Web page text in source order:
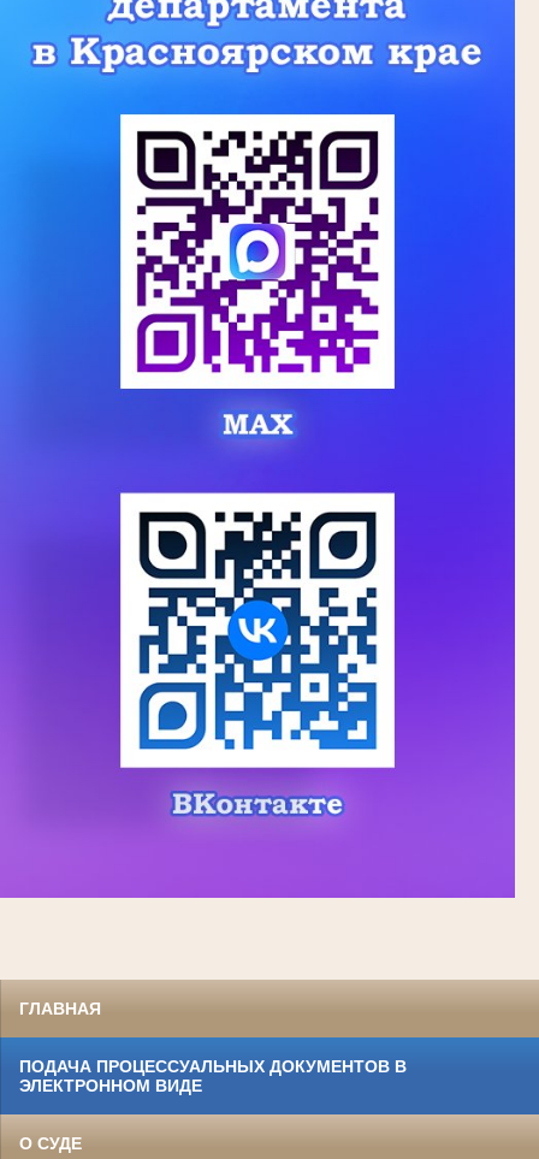
ГЛАВНАЯ
ПОДАЧА ПРОЦЕССУАЛЬНЫХ ДОКУМЕНТОВ В
ЭЛЕКТРОННОМ ВИДЕ
О СУДЕ